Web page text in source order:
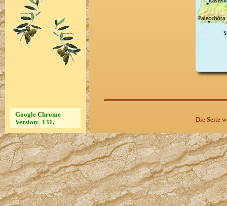
Die Seite